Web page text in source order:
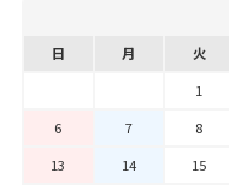
日 月 火
1
6
7 8
13
14 15